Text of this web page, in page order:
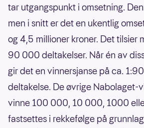
tar utgangspunkt i omsetning.
men i snitt er det en ukentlig
og 4,5 millioner kroner. Det tilsier
90 000 deltakelser. Når én av
gir det en vinnersjanse på ca.
deltakelse. De øvrige Nabolaget-
vinne 100 000, 10 000, 1000
fastsettes i rekkefølge på